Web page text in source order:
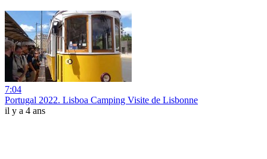
7:04
Portugal 2022. Lisboa Camping Visite de Lisbonne
il y a 4 ans